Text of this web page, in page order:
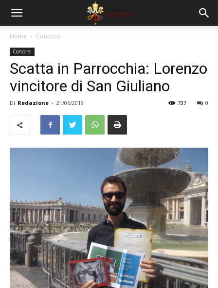
Home Concorsi
Concorsi
Scatta in Parrocchia: Lorenzo
vincitore di San Giuliano
Di Redazione - 21/06/2019 0
737